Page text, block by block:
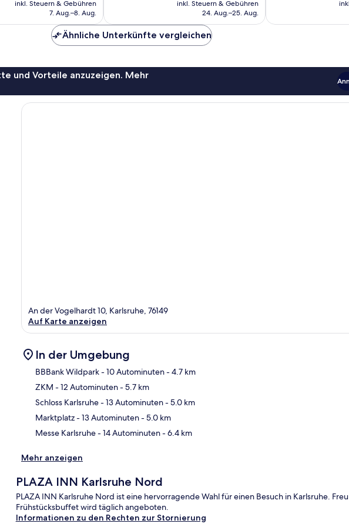
beträgt
inkl. Steuern & Gebühren
7. Aug.–8. Aug.
beträgt
inkl. Steuern & Gebühren
24. Aug.–25. Aug.
Ähnliche Unterkünfte vergleichen
und Vorteile anzuzeigen. Mehr
An der Vogelhardt 10, Karlsruhe, 76149
Auf Karte anzeigen
In der Umgebung
BBBank Wildpark- 10 Autominuten- 4.7 km
ZKM - 12 Autominuten- 5.7 km
Schloss Karlsruhe- 13 Autominuten- 5.0 km
Marktplatz- 13 Autominuten- 5.0 km
Messe Karlsruhe- 14 Autominuten- 6.4 km
Mehr anzeigen
PLAZA INN Karlsruhe Nord
PLAZA INN Karlsruhe Nord ist eine hervorragende Wahl für einen Besuch in Karlsruhe.
Frühstücksbuffet wird täglich angeboten.
Informationen zu den Rechten zur Stornierung